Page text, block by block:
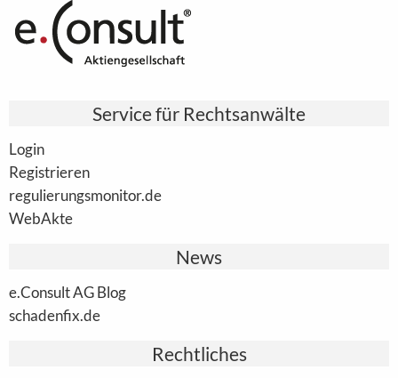
Service für Rechtsanwälte
Login
Registrieren
regulierungsmonitor.de
WebAkte
News
e.Consult AG Blog
schadenfix.de
Rechtliches